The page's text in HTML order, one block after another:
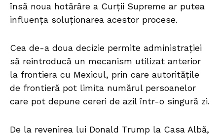
însă noua hotărâre a Curții Supreme ar putea
influența soluționarea acestor procese.
Cea de-a doua decizie permite administrației
să reintroducă un mecanism utilizat anterior
la frontiera cu Mexicul, prin care autoritățile
de frontieră pot limita numărul persoanelor
care pot depune cereri de azil într-o singură zi.
De la revenirea lui Donald Trump la Casa Albă,